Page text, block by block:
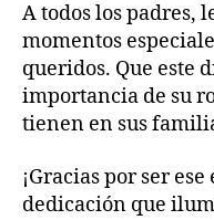
A todos los padres,
momentos
queridos. Que este
importancia de su
tienen en sus
¡Gracias por ser
dedicación que